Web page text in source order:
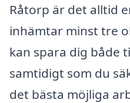
Råtorp är det alltid
inhämtar minst tre
kan spara dig både
samtidigt som du
det bästa möjliga